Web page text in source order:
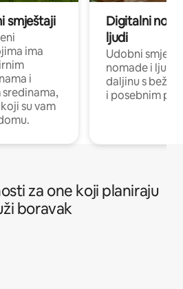
smještaji
ima
i
su vam
Digitalni
ljudi
Udobni
nomade i ljude
daljinu s
i posebnim
za one koji planiraju
boravak